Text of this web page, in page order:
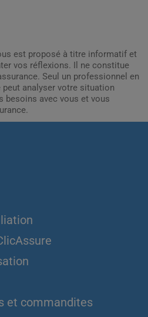
est proposé à titre informatif et
vos réflexions. Il ne constitue
Seul un professionnel en
analyser votre situation
besoins avec vous et vous
et commandites